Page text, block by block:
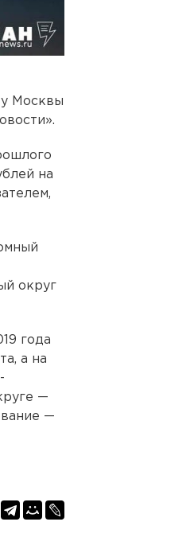
Москвы
на
округ
года
а на
—
—